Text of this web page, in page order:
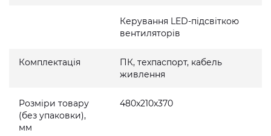
Керування LED-підсвіткою
вентиляторів
Комплектація
ПК, техпаспорт, кабель
живлення
Розміри товару
(без упаковки),
мм
480x210x370